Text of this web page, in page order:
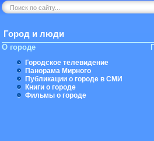
Город и люди
О городе
Городское телевидение
Панорама Мирного
Публикации о городе в СМИ
Книги о городе
Фильмы о городе